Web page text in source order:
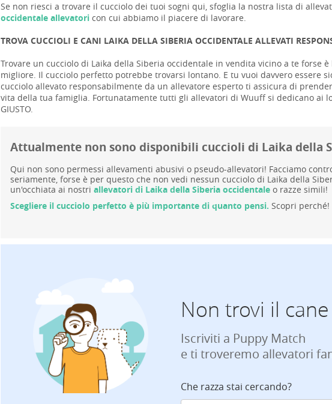
Se non riesci a trovare il cucciolo dei tuoi sogni qui, sfoglia la nostra lista di
occidentale allevatori con cui abbiamo il piacere di lavorare.
TROVA CUCCIOLI E CANI LAIKA DELLA SIBERIA OCCIDENTALE ALLEVATI
Trovare un cucciolo di Laika della Siberia occidentale in vendita vicino a te forse
migliore. Il cucciolo perfetto potrebbe trovarsi lontano. E tu vuoi davvero essere
cucciolo allevato responsabilmente da un allevatore esperto ti assicura di
vita della tua famiglia. Fortunatamente tutti gli allevatori di Wuuff si dedicano ai
GIUSTO.
Attualmente non sono disponibili cuccioli di Laika della
Qui non sono permessi allevamenti abusivi o pseudo-allevatori! Facciamo
seriamente, forse è per questo che non vedi nessun cucciolo di Laika della
un'occhiata ai nostri allevatori di Laika della Siberia occidentale o razze simili!
Scegliere il cucciolo perfetto è più importante di quanto pensi. Scopri perché!
Non trovi il
Iscriviti a Puppy Match
e ti troveremo allevatori
Che razza stai cercando?